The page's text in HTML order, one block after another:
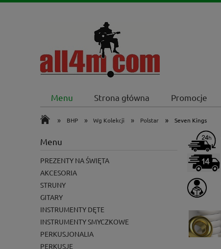
Menu Strona główna Promocje
» BHP » Wg Kolekcji » Polstar » Seven Kings
Menu
PREZENTY NA ŚWIĘTA
AKCESORIA
STRUNY
GITARY
INSTRUMENTY DĘTE
INSTRUMENTY SMYCZKOWE
PERKUSJONALIA
PERKUSJE